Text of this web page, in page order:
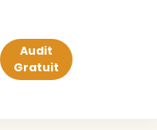
Audit
Gratuit